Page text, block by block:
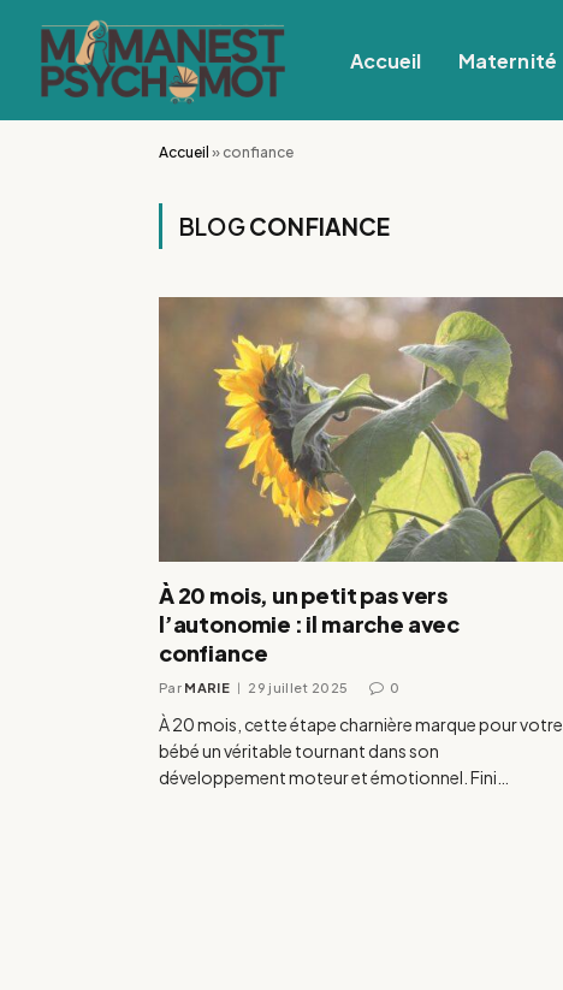
Accueil Maternité
Accueil » confiance
BLOGCONFIANCE
À 20 mois, un petit pas vers
l’autonomie : il marche avec
confiance
Par MARIE 29 juillet 2025 0
À 20 mois, cette étape charnière marque pour votre
bébé un véritable tournant dans son
développement moteur et émotionnel. Fini…